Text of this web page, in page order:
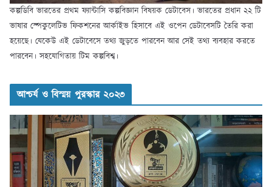
কল্পডিবি ভারতের প্রথম ফ্যান্টাসি কল্পবিজ্ঞান বিষয়ক ডেটাবেস। ভারতের প্রধান ২২ টি
ভাষার স্পেকুলেটিভ ফিকশনের আর্কাইভ হিসাবে এই ওপেন ডেটাবেসটি তৈরি করা
হয়েছে। যেকেউ এই ডেটাবেসে তথ্য জুড়তে পারবেন আর সেই তথ্য ব্যবহার করতে
পারবেন। সহযোগিতায় টিম কল্পবিশ্ব।
আশ্চর্য ও বিস্ময় পুরস্কার ২০২৩